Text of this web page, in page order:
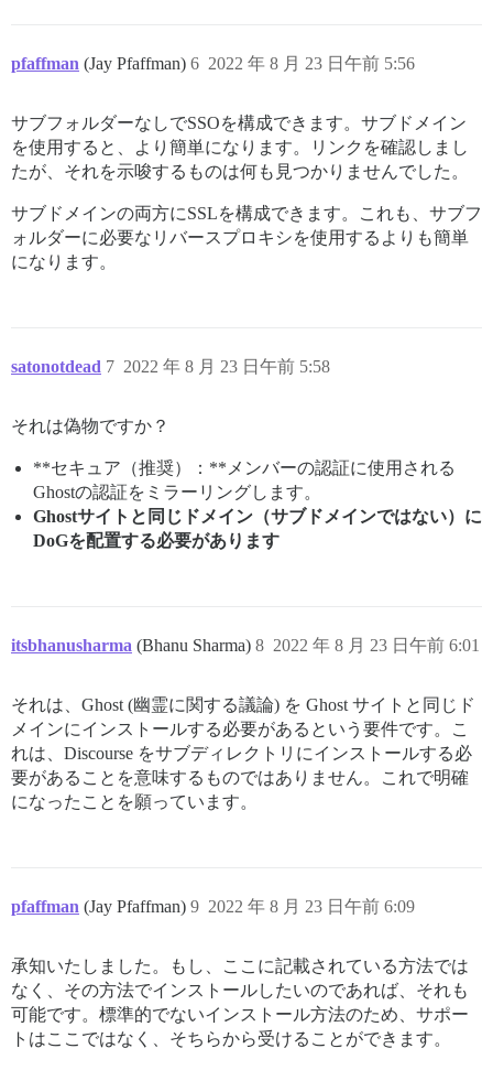
pfaffman (Jay Pfaffman) 2022 年 8 月 23 日午前 5:56
6
サブフォルダーなしでSSOを構成できます。サブドメイン
を使用すると、より簡単になります。リンクを確認しまし
たが、それを示唆するものは何も見つかりませんでした。
サブドメインの両方にSSLを構成できます。これも、サブフ
ォルダーに必要なリバースプロキシを使用するよりも簡単
になります。
satonotdead 2022 年 8 月 23 日午前 5:58
7
それは偽物ですか？
**セキュア（推奨）：**メンバーの認証に使用される
Ghostの認証をミラーリングします。
Ghostサイトと同じドメイン（サブドメインではない）に
DoGを配置する必要があります
itsbhanusharma (Bhanu Sharma) 2022 年 8 月 23 日午前 6:01
8
それは、Ghost (幽霊に関する議論) を Ghost サイトと同じド
メインにインストールする必要があるという要件です。こ
れは、Discourse をサブディレクトリにインストールする必
要があることを意味するものではありません。これで明確
になったことを願っています。
pfaffman (Jay Pfaffman) 2022 年 8 月 23 日午前 6:09
9
承知いたしました。もし、ここに記載されている方法では
なく、その方法でインストールしたいのであれば、それも
可能です。標準的でないインストール方法のため、サポー
トはここではなく、そちらから受けることができます。